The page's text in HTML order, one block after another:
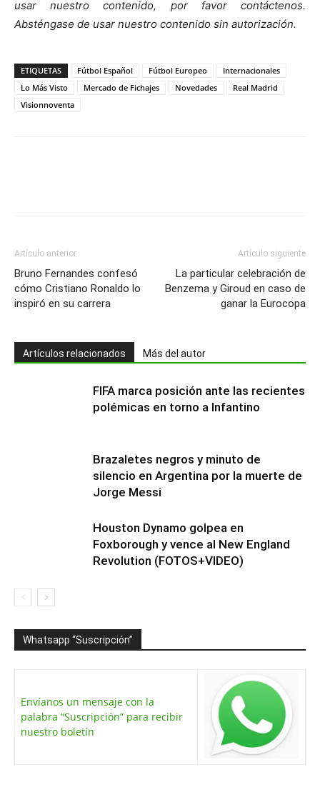
usar nuestro contenido, por favor contáctenos.
Absténgase de usar nuestro contenido sin autorización.
ETIQUETAS Fútbol Español Fútbol Europeo
Internacionales
Lo Más Visto
Mercado de Fichajes Novedades
Real Madrid
Visionnoventa
Artículo anterior
Bruno Fernandes confesó
cómo Cristiano Ronaldo lo
inspiró en su carrera
Artículo siguiente
La particular celebración de
Benzema y Giroud en caso de
ganar la Eurocopa
Artículos relacionados Más del autor
FIFA marca posición ante las recientes
polémicas en torno a Infantino
Brazaletes negros y minuto de
silencio en Argentina por la muerte de
Jorge Messi
Houston Dynamo golpea en
Foxborough y vence al New England
Revolution (FOTOS+VIDEO)
Whatsapp “Suscripción”
Envíanos un mensaje con la
palabra “Suscripción” para recibir
nuestro boletín